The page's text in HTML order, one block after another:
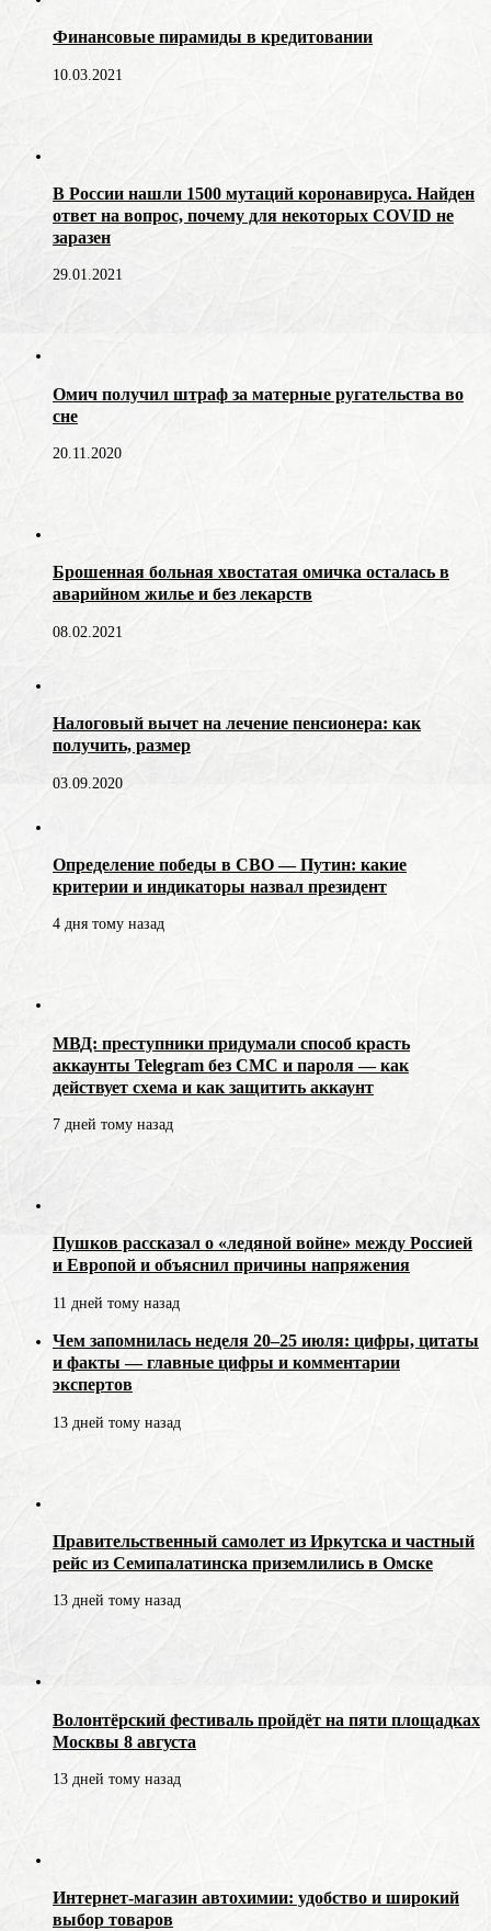
Финансовые пирамиды в кредитовании
10.03.2021
В России нашли 1500 мутаций коронавируса. Найден
ответ на вопрос, почему для некоторых COVID не
заразен
29.01.2021
Омич получил штраф за матерные ругательства во
сне
20.11.2020
Брошенная больная хвостатая омичка осталась в
аварийном жилье и без лекарств
08.02.2021
Налоговый вычет на лечение пенсионера: как
получить, размер
03.09.2020
Определение победы в СВО — Путин: какие
критерии и индикаторы назвал президент
4 дня тому назад
МВД: преступники придумали способ красть
аккаунты Telegram без СМС и пароля — как
действует схема и как защитить аккаунт
7 дней тому назад
Пушков рассказал о «ледяной войне» между Россией
и Европой и объяснил причины напряжения
11 дней тому назад
Чем запомнилась неделя 20–25 июля: цифры, цитаты
и факты — главные цифры и комментарии
экспертов
13 дней тому назад
Правительственный самолет из Иркутска и частный
рейс из Семипалатинска приземлились в Омске
13 дней тому назад
Волонтёрский фестиваль пройдёт на пяти площадках
Москвы 8 августа
13 дней тому назад
Интернет-магазин автохимии: удобство и широкий
выбор товаров